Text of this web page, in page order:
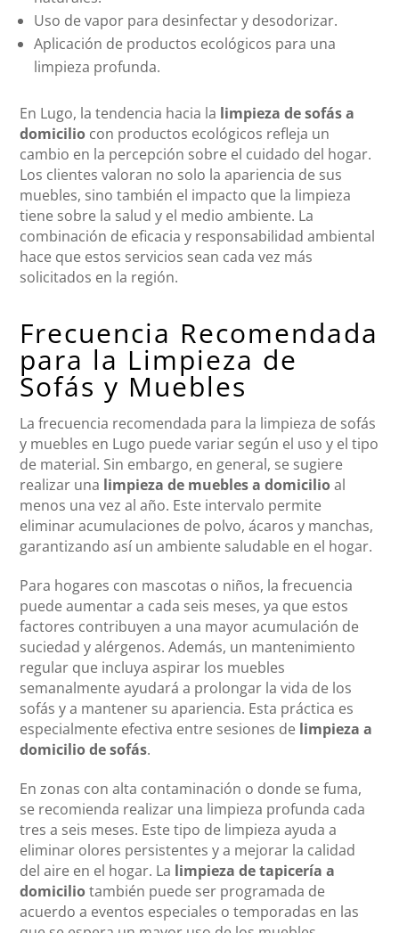
Uso de vapor para desinfectar y desodorizar.
Aplicación de productos ecológicos para una
limpieza profunda.
En Lugo, la tendencia hacia la limpieza de sofás a
domicilio con productos ecológicos refleja un
cambio en la percepción sobre el cuidado del hogar.
Los clientes valoran no solo la apariencia de sus
muebles, sino también el impacto que la limpieza
tiene sobre la salud y el medio ambiente. La
combinación de eficacia y responsabilidad ambiental
hace que estos servicios sean cada vez más
solicitados en la región.
Frecuencia Recomendada
para la Limpieza de
Sofás y Muebles
La frecuencia recomendada para la limpieza de sofás
y muebles en Lugo puede variar según el uso y el tipo
de material. Sin embargo, en general, se sugiere
realizar una limpieza de muebles a domicilioal
menos una vez al año. Este intervalo permite
eliminar acumulaciones de polvo, ácaros y manchas,
garantizando así un ambiente saludable en el hogar.
Para hogares con mascotas o niños, la frecuencia
puede aumentar a cada seis meses, ya que estos
factores contribuyen a una mayor acumulación de
suciedad y alérgenos. Además, un mantenimiento
regular que incluya aspirar los muebles
semanalmente ayudará a prolongar la vida de los
sofás y a mantener su apariencia. Esta práctica es
especialmente efectiva entre sesiones de limpieza a
domicilio de sofás.
En zonas con alta contaminación o donde se fuma,
se recomienda realizar una limpieza profunda cada
tres a seis meses. Este tipo de limpieza ayuda a
eliminar olores persistentes y a mejorar la calidad
del aire en el hogar. La limpieza de tapicería a
domiciliotambién puede ser programada de
acuerdo a eventos especiales o temporadas en las